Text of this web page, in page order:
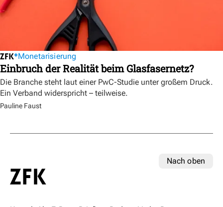
Monetarisierung
Einbruch der Realität beim Glasfasernetz?
Die Branche steht laut einer PwC-Studie unter großem Druck.
Ein Verband widerspricht – teilweise.
Pauline Faust
Nach oben